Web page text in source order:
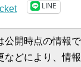
LINE
公開時点の情報
などにより、情